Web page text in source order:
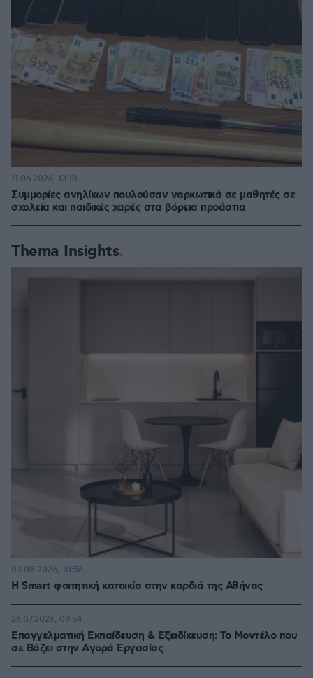
Συμμορίες ανηλίκων πουλούσαν ναρκωτικά σε μαθητές σε
σχολεία και παιδικές χαρές στα βόρεια προάστια
11.06.2026, 13:18
Thema Insights
Η Smart φοιτητική κατοικία στην καρδιά της Αθήνας
03.08.2026, 10:56
Επαγγελματική Εκπαίδευση & Εξειδίκευση: Το Mοντέλο που
σε Bάζει στην Aγορά Eργασίας
26.07.2026, 09:54